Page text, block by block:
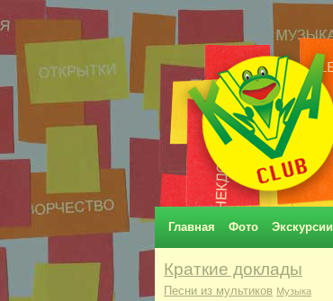
Главная Фото Экскурсии
Краткие доклады
Песни из мультиков Музыка